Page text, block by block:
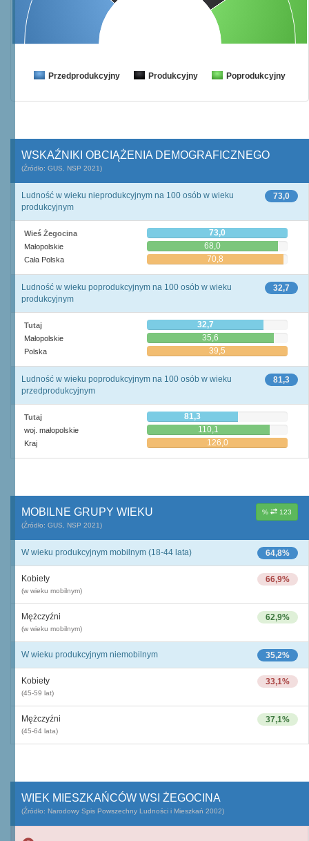
Przedprodukcyjny Produkcyjny Poprodukcyjny
WSKAŹNIKI OBCIĄŻENIA DEMOGRAFICZNEGO
(Źródło: GUS, NSP 2021)
73,0
Ludność w wieku nieprodukcyjnym na 100 osób w wieku
produkcyjnym
Wieś Żegocina 73,0
Małopolskie 68,0
Cała Polska 70,8
32,7
Ludność w wieku poprodukcyjnym na 100 osób w wieku
produkcyjnym
Tutaj 32,7
Małopolskie 35,6
Polska 39,5
81,3
Ludność w wieku poprodukcyjnym na 100 osób w wieku
przedprodukcyjnym
Tutaj 81,3
woj. małopolskie 110,1
Kraj 126,0
% 123
MOBILNE GRUPY WIEKU
(Źródło: GUS, NSP 2021)
64,8%
W wieku produkcyjnym mobilnym (18-44 lata)
66,9%
Kobiety
(w wieku mobilnym)
62,9%
Mężczyźni
(w wieku mobilnym)
35,2%
W wieku produkcyjnym niemobilnym
33,1%
Kobiety
(45-59 lat)
37,1%
Mężczyźni
(45-64 lata)
WIEK MIESZKAŃCÓW WSI ŻEGOCINA
(Źródło: Narodowy Spis Powszechny Ludności i Mieszkań 2002)